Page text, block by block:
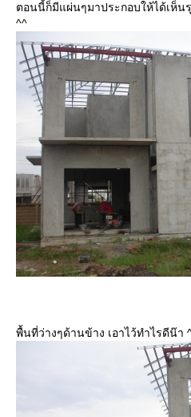
ตอนนี้ก็มีแผ่นๆมาประกอบให้ได้เห็น
^^
พื้นที่ว่างๆด้านข้าง เอาไว้ทำไรดีน๊า